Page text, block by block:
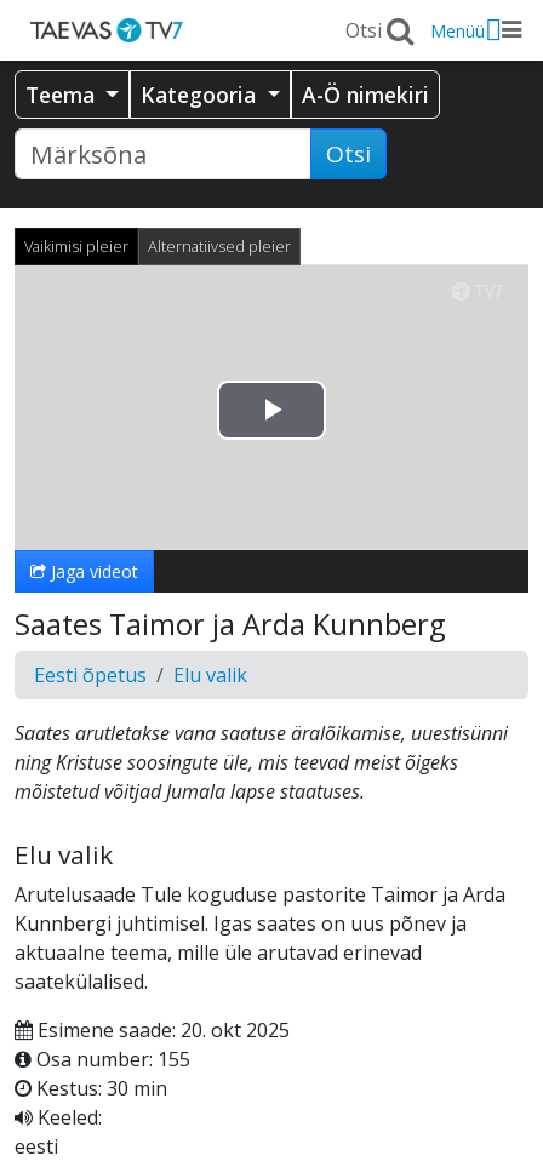
Menüü
Teema Kategooria A-Ö nimekiri
Otsi
Vaikimisi pleier Alternatiivsed pleier
Esita
Jaga videot
Saates Taimor ja Arda Kunnberg
Eesti õpetus Elu valik
Saates arutletakse vana saatuse äralõikamise, uuestisünni
ning Kristuse soosingute üle, mis teevad meist õigeks
mõistetud võitjad Jumala lapse staatuses.
Elu valik
Arutelusaade Tule koguduse pastorite Taimor ja Arda
Kunnbergi juhtimisel. Igas saates on uus põnev ja
aktuaalne teema, mille üle arutavad erinevad
saatekülalised.
Esimene saade: 20. okt 2025
Osa number: 155
Kestus: 30 min
Keeled:
eesti